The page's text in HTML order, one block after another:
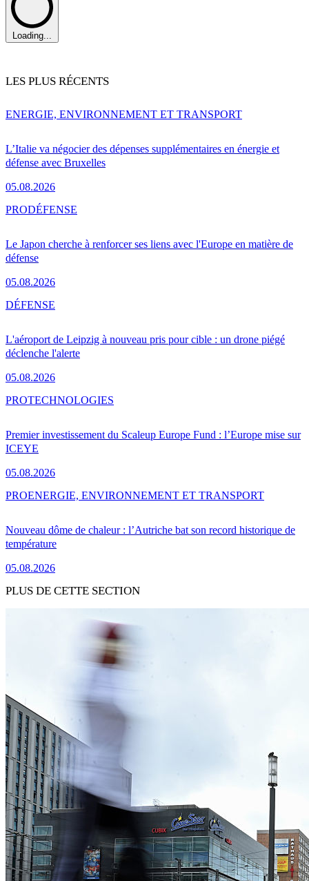
Loading...
LES PLUS RÉCENTS
L’Italie va négocier des dépenses supplémentaires en énergie et
défense avec Bruxelles
05.08.2026
ENERGIE, ENVIRONNEMENT ET TRANSPORT
Le Japon cherche à renforcer ses liens avec l'Europe en matière de
défense
05.08.2026
PRODÉFENSE
L'aéroport de Leipzig à nouveau pris pour cible : un drone piégé
déclenche l'alerte
05.08.2026
DÉFENSE
Premier investissement du Scaleup Europe Fund : l’Europe mise sur
ICEYE
05.08.2026
PROTECHNOLOGIES
Nouveau dôme de chaleur : l’Autriche bat son record historique de
température
05.08.2026
PROENERGIE, ENVIRONNEMENT ET TRANSPORT
PLUS DE CETTE SECTION